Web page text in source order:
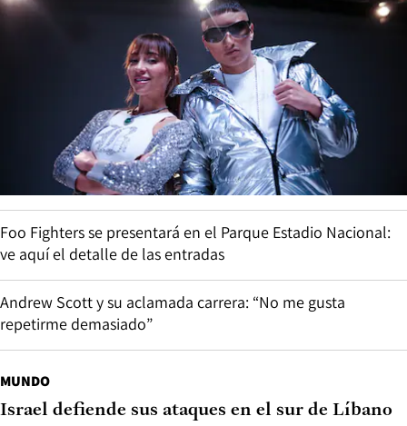
Foo Fighters se presentará en el Parque Estadio Nacional:
ve aquí el detalle de las entradas
Andrew Scott y su aclamada carrera: “No me gusta
repetirme demasiado”
MUNDO
Israel defiende sus ataques en el sur de Líbano